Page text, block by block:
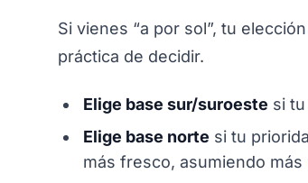
Si vienes “a por sol”, tu
práctica de decidir.
Elige base sur/suroeste si
Elige base norte si tu
más fresco, asumiendo